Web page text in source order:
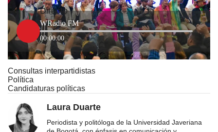
Directo
WRadio FM
00:00:00
Consultas interpartidistas
Política
Candidaturas políticas
Laura Duarte
Periodista y politóloga de la Universidad Javeriana